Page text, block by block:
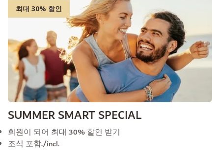
최대 30% 할인
SUMMER SMART SPECIAL
회원이 되어 최대 30% 할인 받기
조식 포함./incl.